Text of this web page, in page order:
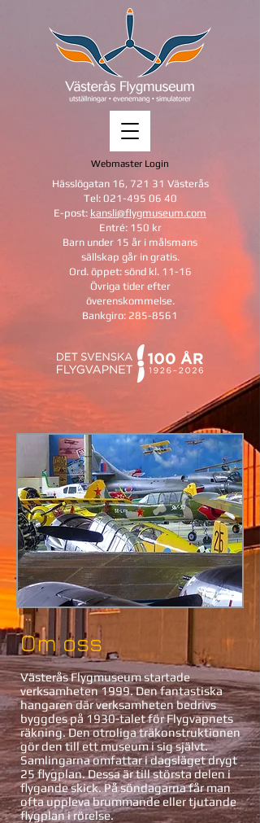
Hässlögatan 16, 721 31 Västerås
Tel: 021-495 06 40
E-post: kansli@flygmuseum.com
Entré: 150 kr
Barn under 15 år i målsmans
sällskap går in gratis.
Ord. öppet: sönd kl. 11-16
Övriga tider efter
överenskommelse.
Bankgiro: 285-8561
Webmaster Login
Om oss
Västerås Flygmuseum startade
verksamheten 1999. Den fantastiska
hangaren där verksamheten bedrivs
byggdes på 1930-talet för Flygvapnets
räkning. Den otroliga träkonstruktionen
gör den till ett museum i sig självt.
Samlingarna omfattar i dagsläget drygt
25 flygplan. Dessa är till största delen i
flygande skick. På söndagarna får man
ofta uppleva brummande eller tjutande
flygplan i rörelse.